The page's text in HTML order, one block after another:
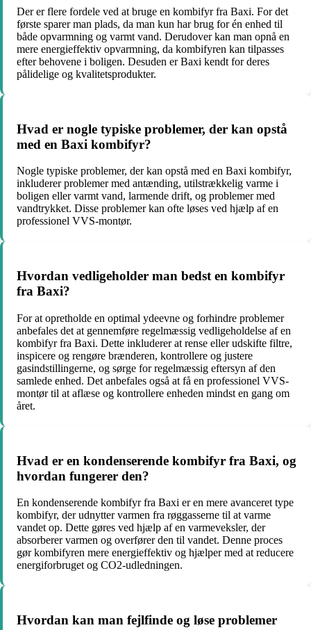
Der er flere fordele ved at bruge en kombifyr fra Baxi. For det
første sparer man plads, da man kun har brug for én enhed til
både opvarmning og varmt vand. Derudover kan man opnå en
mere energieffektiv opvarmning, da kombifyren kan tilpasses
efter behovene i boligen. Desuden er Baxi kendt for deres
pålidelige og kvalitetsprodukter.
Hvad er nogle typiske problemer, der kan opstå
med en Baxi kombifyr?
Nogle typiske problemer, der kan opstå med en Baxi kombifyr,
inkluderer problemer med antænding, utilstrækkelig varme i
boligen eller varmt vand, larmende drift, og problemer med
vandtrykket. Disse problemer kan ofte løses ved hjælp af en
professionel VVS-montør.
Hvordan vedligeholder man bedst en kombifyr
fra Baxi?
For at opretholde en optimal ydeevne og forhindre problemer
anbefales det at gennemføre regelmæssig vedligeholdelse af en
kombifyr fra Baxi. Dette inkluderer at rense eller udskifte filtre,
inspicere og rengøre brænderen, kontrollere og justere
gasindstillingerne, og sørge for regelmæssig eftersyn af den
samlede enhed. Det anbefales også at få en professionel VVS-
montør til at aflæse og kontrollere enheden mindst en gang om
året.
Hvad er en kondenserende kombifyr fra Baxi, og
hvordan fungerer den?
En kondenserende kombifyr fra Baxi er en mere avanceret type
kombifyr, der udnytter varmen fra røggasserne til at varme
vandet op. Dette gøres ved hjælp af en varmeveksler, der
absorberer varmen og overfører den til vandet. Denne proces
gør kombifyren mere energieffektiv og hjælper med at reducere
energiforbruget og CO2-udledningen.
Hvordan kan man fejlfinde og løse problemer